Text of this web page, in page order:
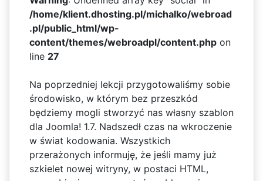
/home/klient.dhosting.pl/michalko/webroad
.pl/public_html/wp-
content/themes/webroadpl/content.phpon
line 27
Na poprzedniej lekcji przygotowaliśmy sobie
środowisko, w którym bez przeszkód
będziemy mogli stworzyć nas własny szablon
dla Joomla! 1.7. Nadszedł czas na wkroczenie
w świat kodowania. Wszystkich
przerażonych informuję, że jeśli mamy już
szkielet nowej witryny, w postaci HTML,